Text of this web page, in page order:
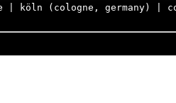
| köln (cologne, germany) |